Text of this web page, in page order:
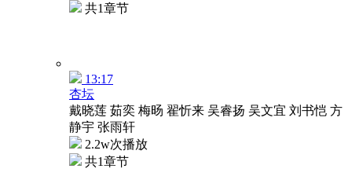
共1章节
13:17
杏坛
戴晓莲 茹奕 梅旸 翟忻来 吴睿扬 吴文宜 刘书恺 方
静宇 张雨轩
2.2w次播放
共1章节